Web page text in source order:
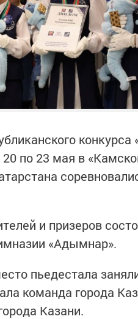
конкурса
по 23 мая в
и призеров
«Адымнар».
пьедестала
команда города
Казани.